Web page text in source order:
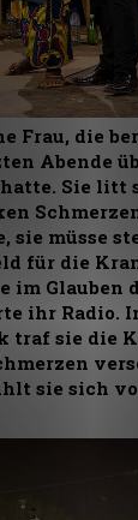
Frau, die
Abende
Sie litt
sie müsse
für die
im Glauben
ihr Radio.
traf sie die
sie sich